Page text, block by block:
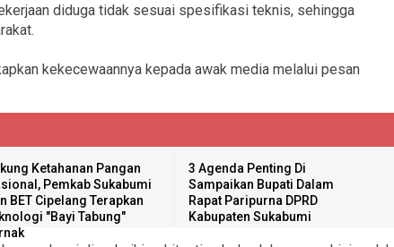
diduga tidak sesuai spesifikasi teknis, sehingga
kekecewaannya kepada awak media melalui pesan
Ketahanan Pangan
Pemkab Sukabumi
BET Cipelang Terapkan
"Bayi Tabung"
3 Agenda Penting Di
Sampaikan Bupati Dalam
Rapat Paripurna DPRD
Kabupaten Sukabumi